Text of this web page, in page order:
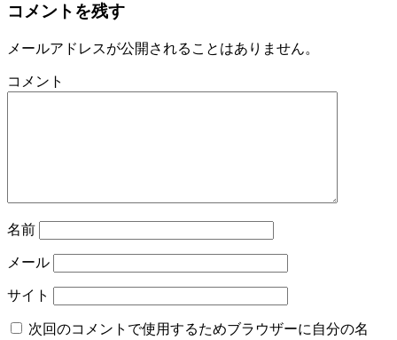
コメントを残す
メールアドレスが公開されることはありません。
コメント
名前
メール
サイト
次回のコメントで使用するためブラウザーに自分の名